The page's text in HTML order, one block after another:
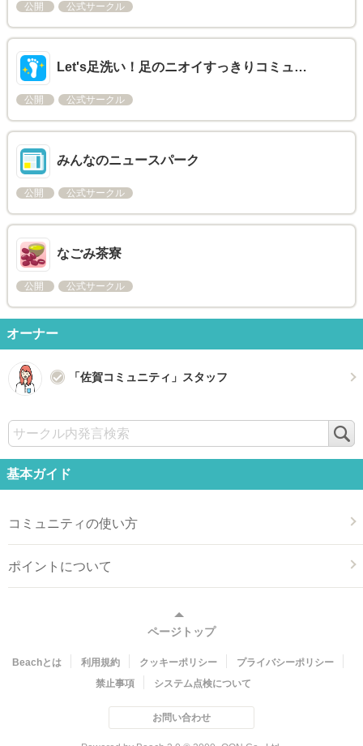
公開 公式サークル
Let's足洗い！足のニオイすっきりコミュ…
公開 公式サークル
みんなのニュースパーク
公開 公式サークル
なごみ茶寮
公開 公式サークル
オーナー
「佐賀コミュニティ」スタッフ
基本ガイド
コミュニティの使い方
ポイントについて
ページトップ
Beachとは 利用規約 クッキーポリシー
プライバシーポリシー
禁止事項
システム点検について
お問い合わせ